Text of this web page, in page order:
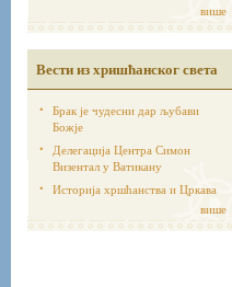
више
Вести из хришћанског света
Брак је чудесни дар љубави
Божје
Делегација Центра Симон
Визентал у Ватикану
Историја хршћанства и Цркава
више